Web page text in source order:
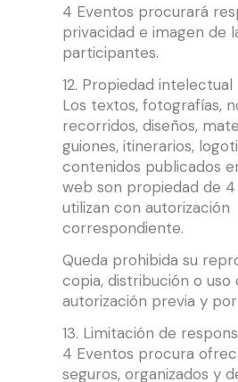
4 Eventos procurará
privacidad e imagen de
participantes.
12. Propiedad intelectual
Los textos, fotografías,
recorridos, diseños,
guiones, itinerarios,
contenidos publicados
web son propiedad de
utilizan con autorización
correspondiente.
Queda prohibida su
copia, distribución o uso
autorización previa y
13. Limitación de
4 Eventos procura
seguros, organizados y